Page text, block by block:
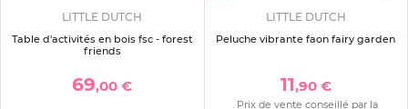
LITTLE DUTCH
Table d'activités en bois fsc - forest
friends
69,00 €
LITTLE DUTCH
Peluche vibrante faon fairy garden
11,90 €
Prix de vente conseillé par la